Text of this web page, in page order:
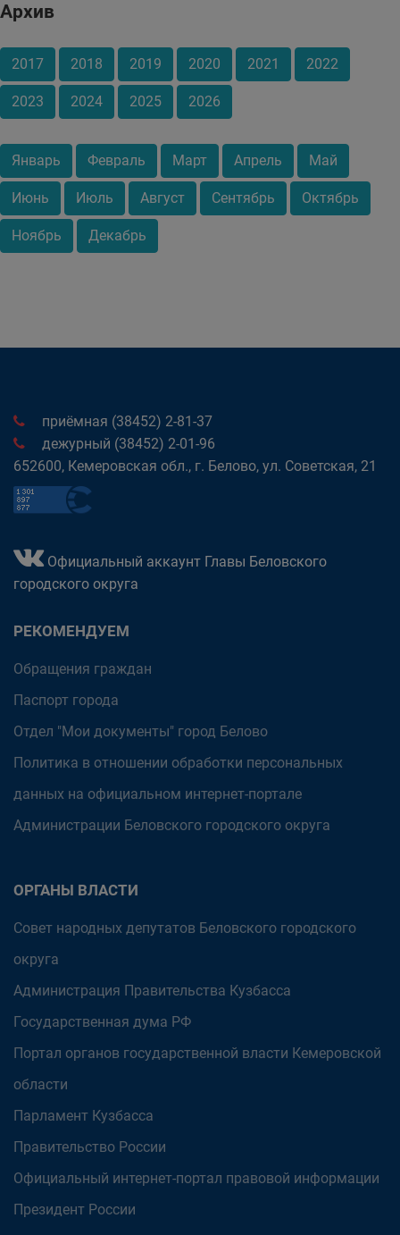
Архив
2017 2018 2019 2020 2021 2022
2023 2024 2025 2026
Январь Февраль Март Апрель Май
Июнь Июль Август Сентябрь Октябрь
Ноябрь Декабрь
приёмная (38452) 2-81-37
дежурный (38452) 2-01-96
652600, Кемеровская обл., г. Белово, ул. Советская, 21
Официальный аккаунт Главы Беловского
городского округа
РЕКОМЕНДУЕМ
Обращения граждан
Паспорт города
Отдел "Мои документы" город Белово
Политика в отношении обработки персональных
данных на официальном интернет-портале
Администрации Беловского городского округа
ОРГАНЫ ВЛАСТИ
Совет народных депутатов Беловского городского
округа
Администрация Правительства Кузбасса
Государственная дума РФ
Портал органов государственной власти Кемеровской
области
Парламент Кузбасса
Правительство России
Официальный интернет-портал правовой информации
Президент России